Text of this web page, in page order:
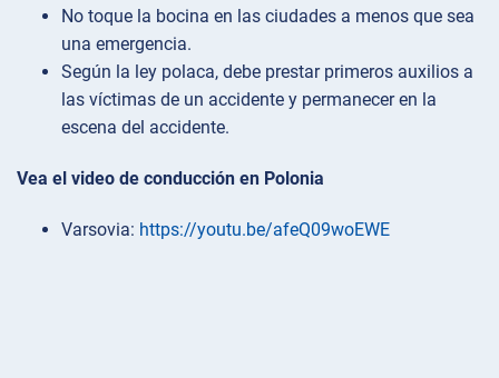
No toque la bocina en las ciudades a menos que sea
una emergencia.
Según la ley polaca, debe prestar primeros auxilios a
las víctimas de un accidente y permanecer en la
escena del accidente.
Vea el video de conducción en Polonia
Varsovia: https://youtu.be/afeQ09woEWE